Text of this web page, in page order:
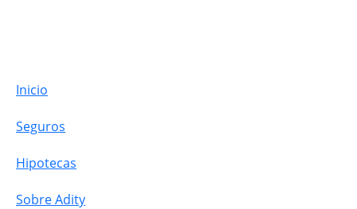
Inicio
Seguros
Hipotecas
Sobre Adity